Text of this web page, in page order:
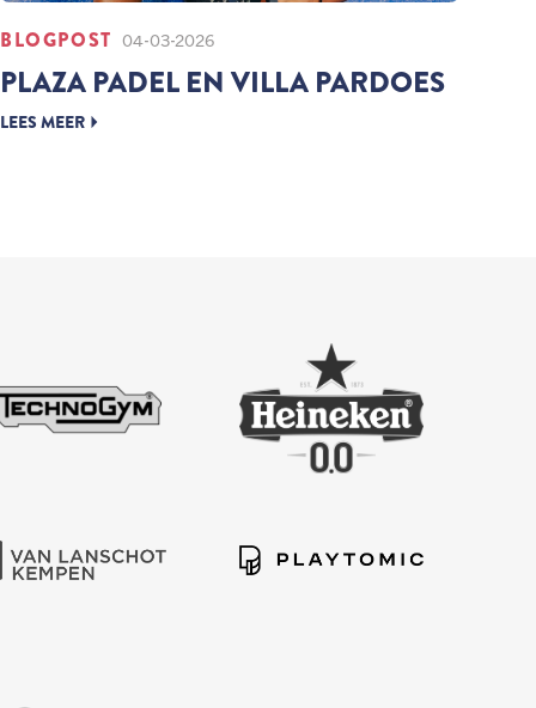
BLOGPOST 04-03-2026
PLAZA PADEL EN VILLA PARDOES
LEES MEER